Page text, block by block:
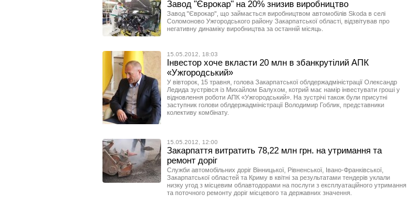
Завод "Єврокар" на 20% знизив виробництво
Завод "Єврокар", що займається виробництвом автомобілів Skoda в селі
Соломоново Ужгородського району Закарпатської області, відзвітував про
негативну динаміку виробництва за останній місяць.
15.05.2012, 18:03
Інвестор хоче вкласти 20 млн в збанкрутілий АПК
«Ужгородський»
У вівторок, 15 травня, голова Закарпатської облдержадміністрації Олександр
Ледида зустрівся із Михайлом Балухом, котрий має намір інвестувати гроші у
відновлення роботи АПК «Ужгородський». На зустрічі також були присутні
заступник голови облдержадміністрації Володимир Гоблик, представники
колективу комбінату.
15.05.2012, 12:00
Закарпаття витратить 78,22 млн грн. на утримання та
ремонт доріг
Служби автомобільних доріг Вінницької, Рівненської, Івано-Франківської,
Закарпатської областей та Криму в квітні за результатами тендерів уклали
низку угод з місцевим облавтодорами на послуги з експлуатаційного утримання
та поточного ремонту доріг місцевого та державних значення.